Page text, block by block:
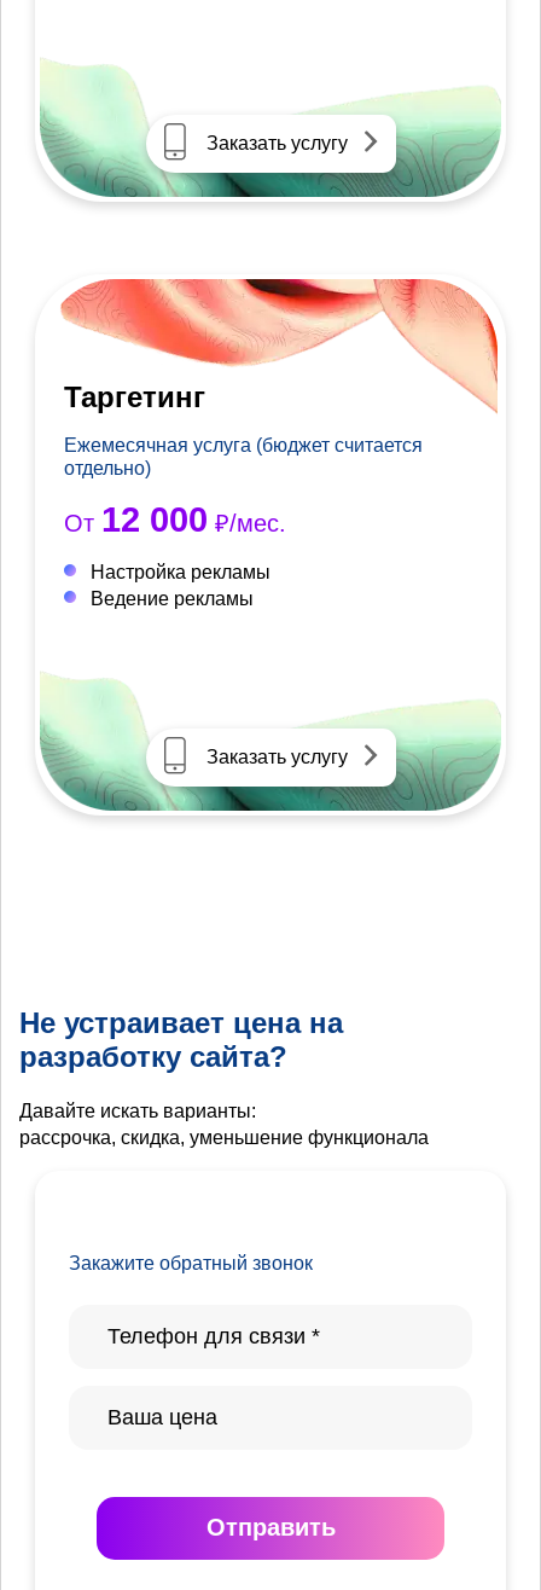
Заказать услугу
Таргетинг
Ежемесячная услуга (бюджет считается
отдельно)
От 12 000 ₽/мес.
Настройка рекламы
Ведение рекламы
Заказать услугу
Не устраивает цена на
разработку сайта?
Давайте искать варианты:
рассрочка, скидка, уменьшение функционала
Закажите обратный звонок
Отправить